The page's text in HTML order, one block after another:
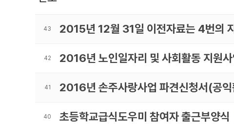
43 2015년 12월 31일 이전자료는 4번의
42 2016년 노인일자리 및 사회활동 지원사
41 2016년 손주사랑사업 파견신청서(공
40 초등학교급식도우미 참여자 출근부양식